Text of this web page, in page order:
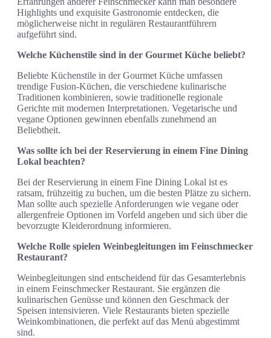
Highlights und exquisite Gastronomie entdecken, die
möglicherweise nicht in regulären Restaurantführern
aufgeführt sind.
Welche Küchenstile sind in der Gourmet Küche beliebt?
Beliebte Küchenstile in der Gourmet Küche umfassen
trendige Fusion-Küchen, die verschiedene kulinarische
Traditionen kombinieren, sowie traditionelle regionale
Gerichte mit modernen Interpretationen. Vegetarische und
vegane Optionen gewinnen ebenfalls zunehmend an
Beliebtheit.
Was sollte ich bei der Reservierung in einem Fine Dining
Lokal beachten?
Bei der Reservierung in einem Fine Dining Lokal ist es
ratsam, frühzeitig zu buchen, um die besten Plätze zu sichern.
Man sollte auch spezielle Anforderungen wie vegane oder
allergenfreie Optionen im Vorfeld angeben und sich über die
bevorzugte Kleiderordnung informieren.
Welche Rolle spielen Weinbegleitungen im Feinschmecker
Restaurant?
Weinbegleitungen sind entscheidend für das Gesamterlebnis
in einem Feinschmecker Restaurant. Sie ergänzen die
kulinarischen Genüsse und können den Geschmack der
Speisen intensivieren. Viele Restaurants bieten spezielle
Weinkombinationen, die perfekt auf das Menü abgestimmt
sind.